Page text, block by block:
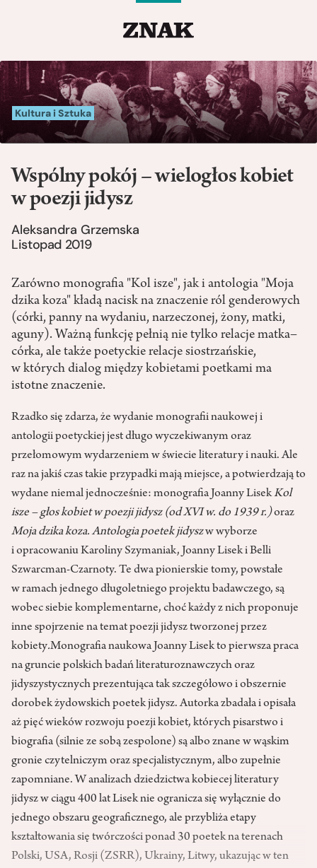
Kultura i Sztuka
Wspólny pokój – wielogłos kobiet
w poezji jidysz
Aleksandra Grzemska
Listopad 2019
Zarówno monografia "Kol isze", jak i antologia "Moja
dzika koza" kładą nacisk na znaczenie ról genderowych
(córki, panny na wydaniu, narzeczonej, żony, matki,
aguny). Ważną funkcję pełnią nie tylko relacje matka–
córka, ale także poetyckie relacje siostrzańskie,
w których dialog między kobietami poetkami ma
istotne znaczenie.
Rzadko się zdarza, że wydanie monografii naukowej i
antologii poetyckiej jest długo wyczekiwanym oraz
przełomowym wydarzeniem w świecie literatury i nauki. Ale
raz na jakiś czas takie przypadki mają miejsce, a potwierdzają to
wydane niemal jednocześnie: monografia Joanny LisekKol
isze – głos kobiet w poezji jidysz (od XVI w. do 1939 r.)oraz
Moja dzika koza. Antologia poetek jidyszw wyborze
i opracowaniu Karoliny Szymaniak, Joanny Lisek i Belli
Szwarcman-Czarnoty. Te dwa pionierskie tomy, powstałe
w ramach jednego długoletniego projektu badawczego, są
wobec siebie komplementarne, choć każdy z nich proponuje
inne spojrzenie na temat poezji jidysz tworzonej przez
kobiety.Monografia naukowa Joanny Lisek to pierwsza praca
na gruncie polskich badań literaturoznawczych oraz
jidyszystycznych prezentująca tak szczegółowo i obszernie
dorobek żydowskich poetek jidysz. Autorka zbadała i opisała
aż pięć wieków rozwoju poezji kobiet, których pisarstwo i
biografia (silnie ze sobą zespolone) są albo znane w wąskim
gronie czytelniczym oraz specjalistycznym, albo zupełnie
zapomniane. W analizach dziedzictwa kobiecej literatury
jidysz w ciągu 400 lat Lisek nie ogranicza się wyłącznie do
jednego obszaru geograficznego, ale przybliża etapy
kształtowania się twórczości ponad 30 poetek na terenach
Polski, USA, Rosji (ZSRR), Ukrainy, Litwy, ukazując w ten